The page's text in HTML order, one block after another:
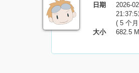
日期
2026-
( 5 个
大小
682.5